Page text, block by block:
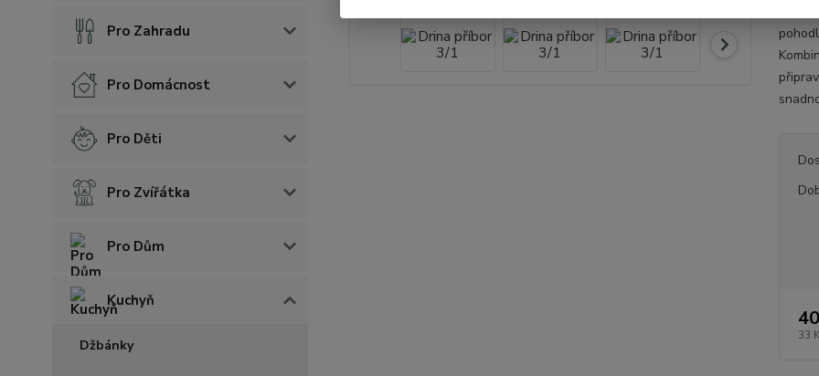
Pro Zahradu
Pro Domácnost
Pro Děti
Pro Zvířátka
Pro Dům
Kuchyň
Džbánky
33